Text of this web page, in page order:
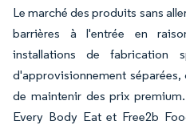
Le marché des produits sans
barrières à l'entrée en
installations de fabrication
d'approvisionnement
de maintenir des prix
Every Body Eat et Free2b